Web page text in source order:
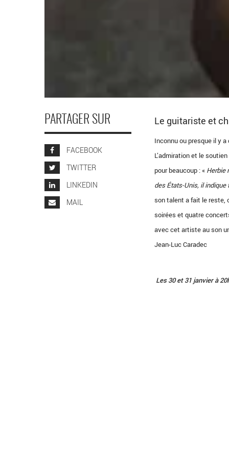
PARTAGER SUR
FACEBOOK
TWITTER
LINKEDIN
MAIL
Le guitariste et
Inconnu ou presque il y
L’admiration et le
pour beaucoup : « Herbie
des États-Unis, il indique
son talent a fait le reste,
soirées et quatre
avec cet artiste au son
Jean-Luc Caradec
Les 30 et 31 janvier à